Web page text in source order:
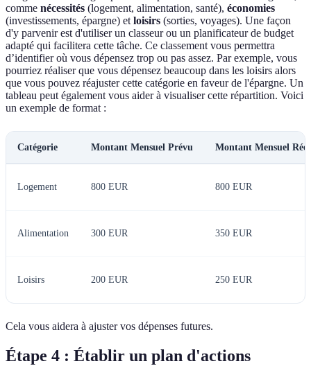
comme nécessités (logement, alimentation, santé), économies
(investissements, épargne) etloisirs (sorties, voyages). Une façon
d'y parvenir est d'utiliser un classeur ou un planificateur de budget
adapté qui facilitera cette tâche. Ce classement vous permettra
d’identifier où vous dépensez trop ou pas assez. Par exemple, vous
pourriez réaliser que vous dépensez beaucoup dans les loisirs alors
que vous pouvez réajuster cette catégorie en faveur de l'épargne. Un
tableau peut également vous aider à visualiser cette répartition. Voici
un exemple de format :
Catégorie Montant Mensuel Prévu Montant Mensuel Réel
Logement 800 EUR 800 EUR
Alimentation 300 EUR 350 EUR
Loisirs 200 EUR 250 EUR
Cela vous aidera à ajuster vos dépenses futures.
Étape 4 : Établir un plan d'actions